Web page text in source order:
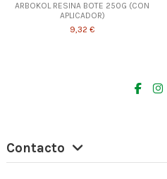
ARBOKOL RESINA BOTE 250G (CON
APLICADOR)
9,32 €
Contacto